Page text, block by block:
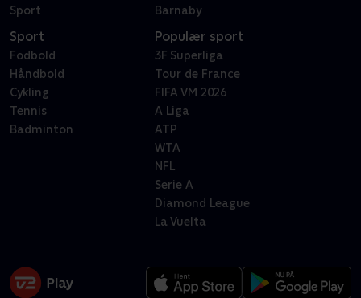
Sport
Barnaby
Sport
Fodbold
Håndbold
Cykling
Tennis
Badminton
Populær sport
3F Superliga
Tour de France
FIFA VM 2026
A Liga
ATP
WTA
NFL
Serie A
Diamond League
La Vuelta